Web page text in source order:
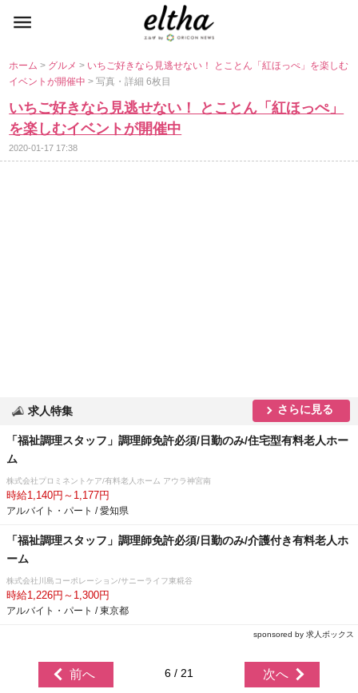
ホーム> グルメ> いちご好きなら見逃せない！ とことん「紅ほっぺ」を楽しむ
イベントが開催中> 写真・詳細 6枚目
いちご好きなら見逃せない！ とことん「紅ほっぺ」
を楽しむイベントが開催中
2020-01-17 17:38
求人特集 さらに見る
「福祉調理スタッフ」調理師免許必須/日勤のみ/住宅型有料老人ホー
ム
株式会社プロミネントケア/有料老人ホーム アウラ神宮南
時給1,140円～1,177円
アルバイト・パート / 愛知県
「福祉調理スタッフ」調理師免許必須/日勤のみ/介護付き有料老人ホ
ーム
株式会社川島コーポレーション/サニーライフ東糀谷
時給1,226円～1,300円
アルバイト・パート / 東京都
sponsored by 求人ボックス
前へ 6 / 21 次へ